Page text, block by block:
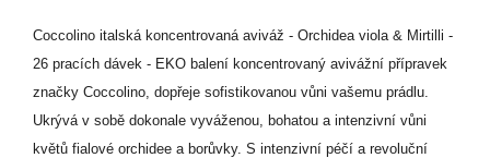
Coccolino italská koncentrovaná aviváž - Orchidea viola & Mirtilli -
26 pracích dávek - EKO balení koncentrovaný avivážní přípravek
značky Coccolino, dopřeje sofistikovanou vůni vašemu prádlu.
Ukrývá v sobě dokonale vyváženou, bohatou a intenzivní vůni
květů fialové orchidee a borůvky. S intenzivní péčí a revoluční